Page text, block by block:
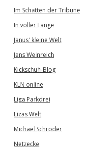
Im Schatten der Tribüne
In voller Länge
Janus' kleine Welt
Jens Weinreich
Kickschuh-Blog
KLN online
Liga Parkdrei
Lizas Welt
Michael Schröder
Netzecke